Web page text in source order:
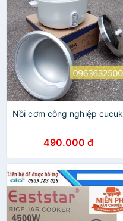
Nồi cơm công nghiệp cucuk
490.000 đ